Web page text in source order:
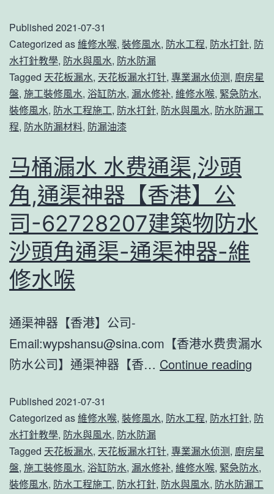
物
防
水
文
通
渠
神
水
喉
事
件
通
渠,
鼓
嶺,
通
渠
神
器
司-
建
防
水
打
鼓
Published 2021-07-31
Categorized as維修水喉, 裝修風水, 防水工程, 防水打針, 防
水打針教學, 防水與風水, 防水防漏
Tagged 天花板漏水, 天花板漏水打针, 專業漏水侦测, 廚房星
盤, 施工裝修風水, 浴缸防水, 漏水修补, 維修水喉, 緊急防水,
裝修風水, 防水工程施工, 防水打針, 防水與風水, 防水防漏工
程, 防水防漏材料, 防漏油漆
马桶漏水 水费通渠,沙頭
角,通渠神器【香港】公
司-62728207建築物防水
沙頭角通渠-通渠神器-維
修水喉
通渠神器【香港】公司-
Email:wypshansu@sina.com 【香港水费贵漏水
防水公司】通渠神器【香… Continue reading
水
水
费
通
Published 2021-07-31
Categorized as維修水喉, 裝修風水, 防水工程, 防水打針, 防
水打針教學, 防水與風水, 防水防漏
Tagged 天花板漏水, 天花板漏水打针, 專業漏水侦测, 廚房星
盤, 施工裝修風水, 浴缸防水, 漏水修补, 維修水喉, 緊急防水,
裝修風水, 防水工程施工, 防水打針, 防水與風水, 防水防漏工